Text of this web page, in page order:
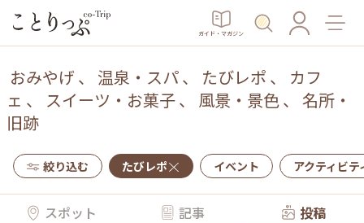
ガイド・マガジン
おみやげ 、 温泉・スパ、 たびレポ 、 カフ
ェ 、 スイーツ・お菓子、 風景・景色、 名所・
旧跡
絞り込む たびレポ イベント アクティビテ
スポット 記事 投稿